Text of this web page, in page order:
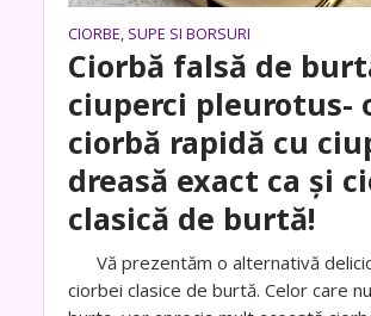
CIORBE, SUPE SI BORSURI
Ciorbă falsă de
ciuperci pleurotus-
ciorbă rapidă cu
dreasă exact ca și
clasică de burtă!
Vă prezentăm o alternativă
ciorbei clasice de burtă. Celor care